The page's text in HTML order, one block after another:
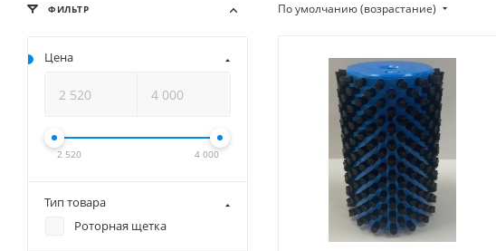
По умолчанию (возрастание)
ФИЛЬТР
Цена
2 520 4 000
Тип товара
Роторная щетка